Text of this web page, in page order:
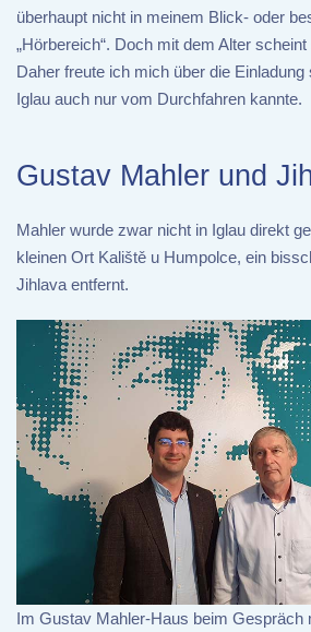
überhaupt nicht in meinem Blick- oder
„Hörbereich“. Doch mit dem Alter
Daher freute ich mich über die
Iglau auch nur vom Durchfahren kannte.
Gustav Mahler und
Mahler wurde zwar nicht in Iglau direkt
kleinen Ort Kaliště u Humpolce, ein
Jihlava entfernt.
Im Gustav Mahler-Haus beim Gespräch